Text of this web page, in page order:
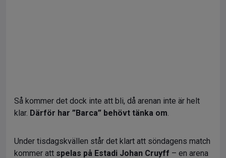
Så kommer det dock inte att bli, då arenan inte är helt
klar. Därför har ”Barca” behövt tänka om.
Under tisdagskvällen står det klart att söndagens match
kommer att spelas på Estadi Johan Cruyff – en arena